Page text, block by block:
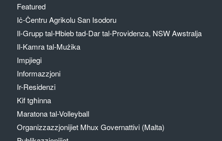
Featured
Iċ-Ċentru Agrikolu San Isodoru
Il-Grupp tal-Ħbieb tad-Dar tal-Providenza, NSW Awstralja
Il-Kamra tal-Mużika
Impjiegi
Informazzjoni
Ir-Residenzi
Kif tgħinna
Maratona tal-Volleyball
Organizzazzjonijiet Mhux Governattivi (Malta)